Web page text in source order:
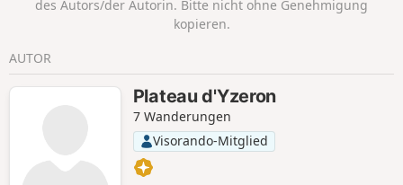
die Ritter der Tafelrunde, die Seeräin oder
Merlin durchaus alle aus Lyon stammen
Dame“, nicht die Seeräin, sondern die von
Châteauvieux, in dieser berühmten Kapelle
des Autors/der Autorin. Bitte nicht ohne Genehmigung
kopieren.
AUTOR
Plateau d'Yzeron
7 Wanderungen
Visorando-Mitglied